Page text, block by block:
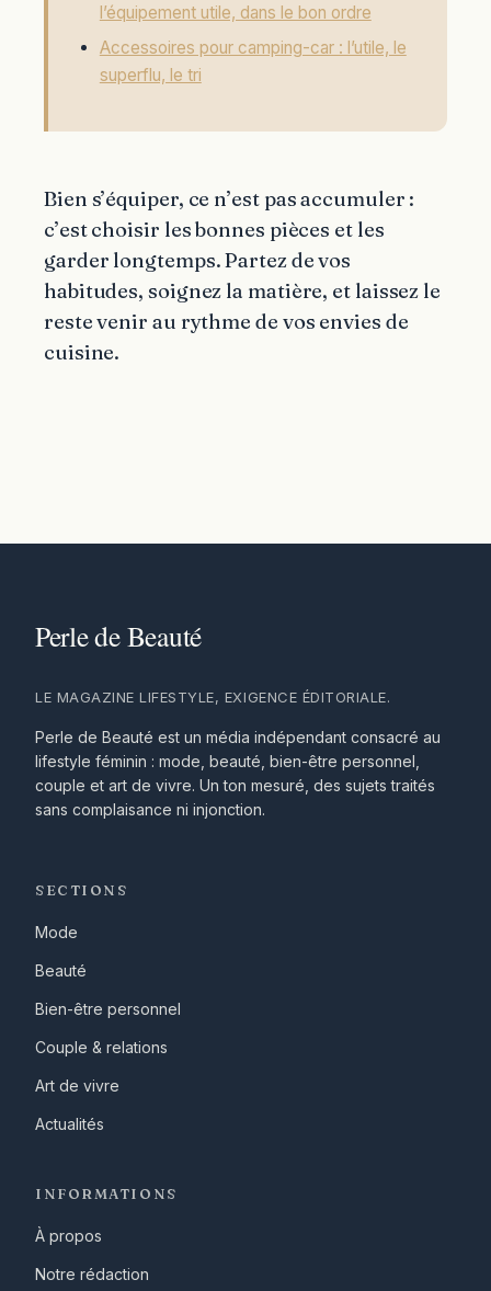
l’équipement utile, dans le bon ordre
Accessoires pour camping-car : l’utile, le
superflu, le tri
Bien s’équiper, ce n’est pas accumuler :
c’est choisir les bonnes pièces et les
garder longtemps. Partez de vos
habitudes, soignez la matière, et laissez le
reste venir au rythme de vos envies de
cuisine.
LE MAGAZINE LIFESTYLE, EXIGENCE ÉDITORIALE.
Perle de Beauté est un média indépendant consacré au
lifestyle féminin : mode, beauté, bien-être personnel,
couple et art de vivre. Un ton mesuré, des sujets traités
sans complaisance ni injonction.
SECTIONS
Mode
Beauté
Bien-être personnel
Couple & relations
Art de vivre
Actualités
INFORMATIONS
À propos
Notre rédaction